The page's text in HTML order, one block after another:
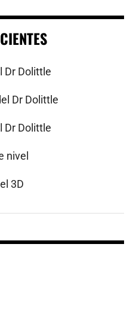
Dr Dolittle
Dr Dolittle
Dr Dolittle
nivel
3D